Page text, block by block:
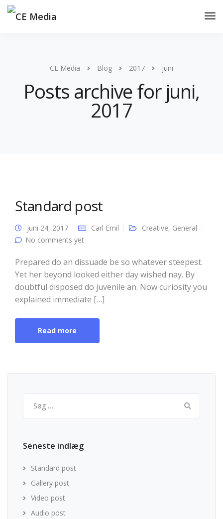
CE Media Blog 2017 juni
Posts archive for juni,
2017
Standard post
juni 24, 2017 Carl Emil Creative, General
No comments yet
Prepared do an dissuade be so whatever steepest.
Yet her beyond looked either day wished nay. By
doubtful disposed do juvenile an. Now curiosity you
explained immediate […]
Read more
efter:
Seneste indlæg
Standard post
Gallery post
Video post
Audio post